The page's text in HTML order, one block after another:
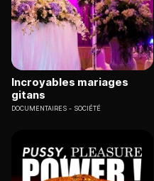
Incroyables mariages
gitans
DOCUMENTAIRES SOCIÉTÉ